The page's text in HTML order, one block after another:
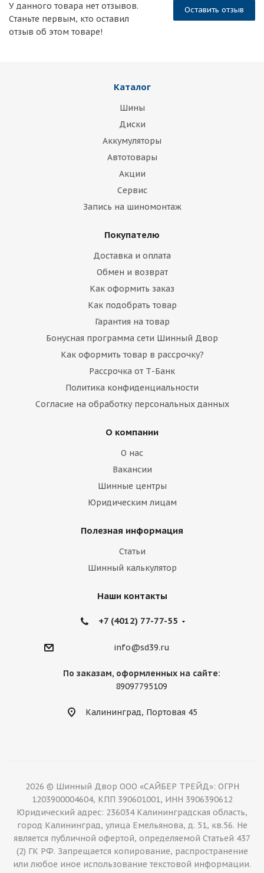
Оставить отзыв
У данного товара нет отзывов.
Станьте первым, кто оставил
отзыв об этом товаре!
Каталог
Шины
Диски
Аккумуляторы
Автотовары
Акции
Сервис
Запись на шиномонтаж
Покупателю
Доставка и оплата
Обмен и возврат
Как оформить заказ
Как подобрать товар
Гарантия на товар
Бонусная программа сети Шинный Двор
Как оформить товар в рассрочку?
Рассрочка от Т-Банк
Политика конфиденциальности
Согласие на обработку персональных данных
О компании
О нас
Вакансии
Шинные центры
Юридическим лицам
Полезная информация
Статьи
Шинный калькулятор
Наши контакты
+7 (4012) 77-77-55
info@sd39.ru
По заказам, оформленных на сайте:
89097795109
Калининград, Портовая 45
2026 © Шинный Двор ООО «САЙБЕР ТРЕЙД»: ОГРН
1203900004604, КПП 390601001, ИНН 3906390612
Юридический адрес: 236034 Калининградская область,
город Калининград, улица Емельянова, д. 51, кв.56. Не
является публичной офертой, определяемой Статьей 437
(2) ГК РФ. Запрещается копирование, распространение
или любое иное использование текстовой информации.